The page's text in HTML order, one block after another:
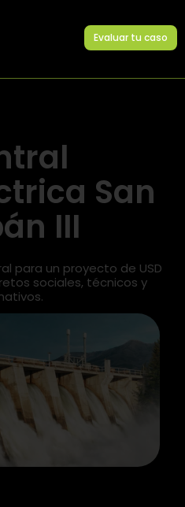
Evaluar tu caso
San
III
para un proyecto de USD
sociales, técnicos y